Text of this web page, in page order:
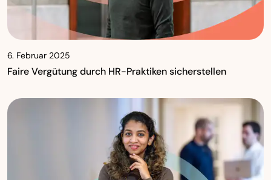
6. Februar 2025
Faire Vergütung durch HR-Praktiken sicherstellen